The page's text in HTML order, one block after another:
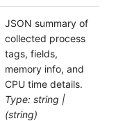
JSON summary of
collected process
tags, fields,
memory info, and
CPU time details.
Type: string |
(string)